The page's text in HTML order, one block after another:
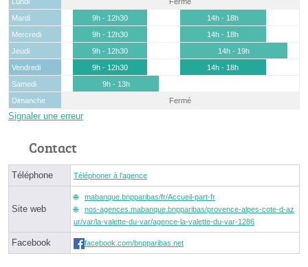
Mardi
9h - 12h30
14h - 18h
Mercredi
9h - 12h30
14h - 18h
Jeudi
9h - 12h30
14h - 19h
Vendredi
9h - 12h30
14h - 18h
Samedi
9h - 13h
Dimanche
Fermé
Signaler une erreur
Contact
Téléphone Téléphoner à l'agence
Site web
mabanque.bnpparibas/fr/Accueil-part-fr
nos-agences.mabanque.bnpparibas/provence-alpes-cote-d-az
ur/var/la-valette-du-var/agence-la-valette-du-var-1286
Facebook facebook.com/bnpparibas.net